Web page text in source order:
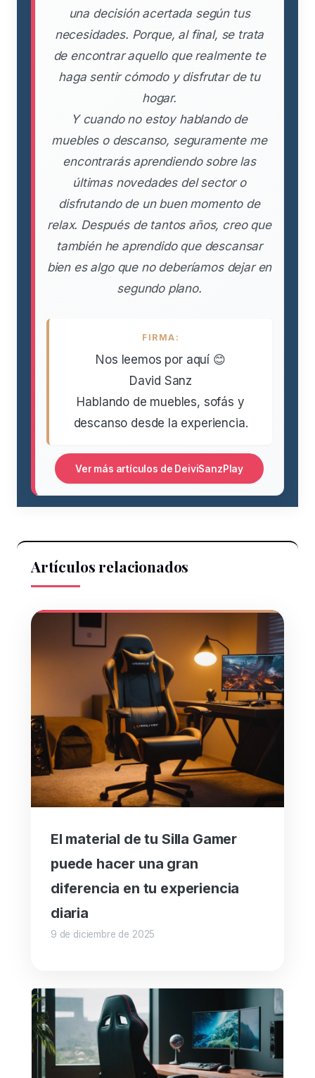
una decisión acertada según tus
necesidades. Porque, al final, se trata
de encontrar aquello que realmente te
haga sentir cómodo y disfrutar de tu
hogar.
Y cuando no estoy hablando de
muebles o descanso, seguramente me
encontrarás aprendiendo sobre las
últimas novedades del sector o
disfrutando de un buen momento de
relax. Después de tantos años, creo que
también he aprendido que descansar
bien es algo que no deberíamos dejar en
segundo plano.
FIRMA:
Nos leemos por aquí 😊
David Sanz
Hablando de muebles, sofás y
descanso desde la experiencia.
Ver más artículos de DeiviSanzPlay
Artículos relacionados
El material de tu Silla Gamer
puede hacer una gran
diferencia en tu experiencia
diaria
9 de diciembre de 2025